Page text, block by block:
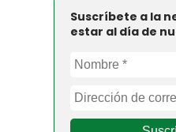
Suscríbete a la
estar al día de